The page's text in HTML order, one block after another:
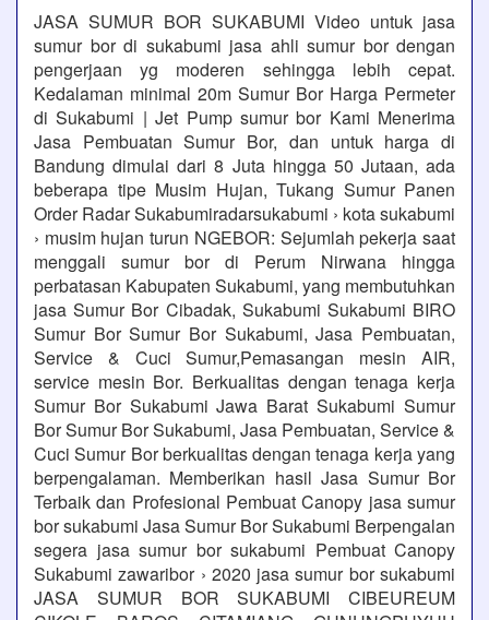
JASA SUMUR BOR SUKABUMI Video untuk jasa
sumur bor di sukabumi jasa ahli sumur bor dengan
pengerjaan yg moderen sehingga lebih cepat.
Kedalaman minimal 20m Sumur Bor Harga Permeter
di Sukabumi | Jet Pump sumur bor Kami Menerima
Jasa Pembuatan Sumur Bor, dan untuk harga di
Bandung dimulai dari 8 Juta hingga 50 Jutaan, ada
beberapa tipe Musim Hujan, Tukang Sumur Panen
Order Radar Sukabumiradarsukabumi › kota sukabumi
› musim hujan turun NGEBOR: Sejumlah pekerja saat
menggali sumur bor di Perum Nirwana hingga
perbatasan Kabupaten Sukabumi, yang membutuhkan
jasa Sumur Bor Cibadak, Sukabumi Sukabumi BIRO
Sumur Bor Sumur Bor Sukabumi, Jasa Pembuatan,
Service & Cuci Sumur,Pemasangan mesin AIR,
service mesin Bor. Berkualitas dengan tenaga kerja
Sumur Bor Sukabumi Jawa Barat Sukabumi Sumur
Bor Sumur Bor Sukabumi, Jasa Pembuatan, Service &
Cuci Sumur Bor berkualitas dengan tenaga kerja yang
berpengalaman. Memberikan hasil Jasa Sumur Bor
Terbaik dan Profesional Pembuat Canopy jasa sumur
bor sukabumi Jasa Sumur Bor Sukabumi Berpengalan
segera jasa sumur bor sukabumi Pembuat Canopy
Sukabumi zawaribor › 2020 jasa sumur bor sukabumi
JASA SUMUR BOR SUKABUMI CIBEUREUM